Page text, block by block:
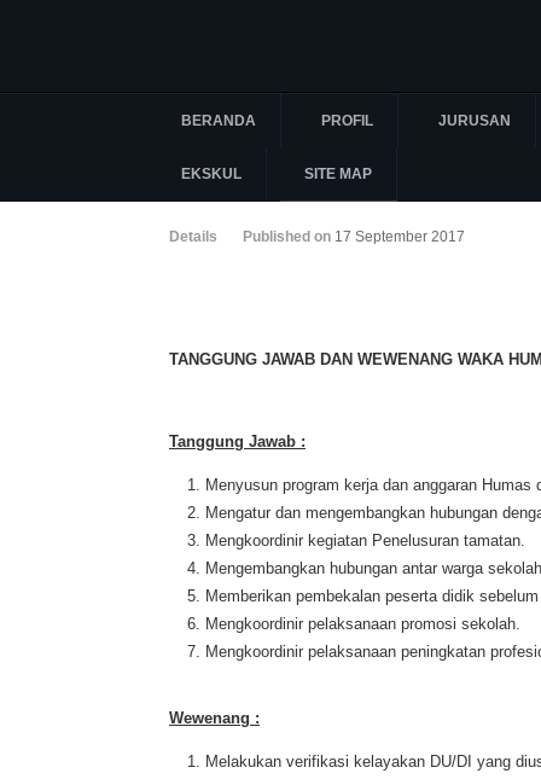
BERANDA PROFIL JURUSAN
EKSKUL SITE MAP
Details Published on 17 September 2017
TANGGUNG JAWAB DAN WEWENANG WAKA
Tanggung Jawab :
Menyusun program kerja dan anggaran Humas
Mengatur dan mengembangkan hubungan
Mengkoordinir kegiatan Penelusuran tamatan.
Mengembangkan hubungan antar warga
Memberikan pembekalan peserta didik
Mengkoordinir pelaksanaan promosi sekolah.
Mengkoordinir pelaksanaan peningkatan
Wewenang :
Melakukan verifikasi kelayakan DU/DI yang